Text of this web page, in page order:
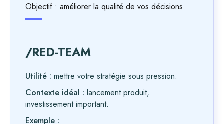
Objectif : améliorer la qualité de vos décisions.
/RED-TEAM
Utilité : mettre votre stratégie sous pression.
Contexte idéal : lancement produit,
investissement important.
Exemple :